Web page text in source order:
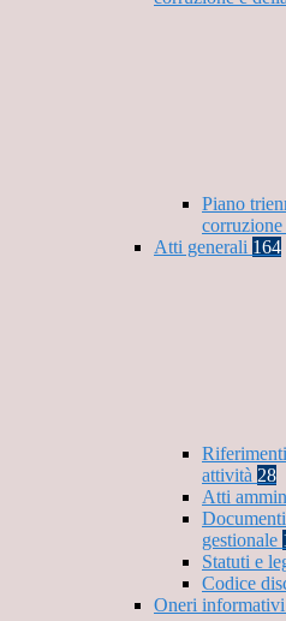
Piano
Atti generali 164
attività 28
Atti
gestionale
Statuti e
Codice
Oneri